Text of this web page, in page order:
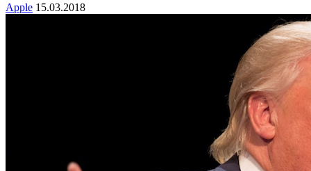
Apple 15.03.2018